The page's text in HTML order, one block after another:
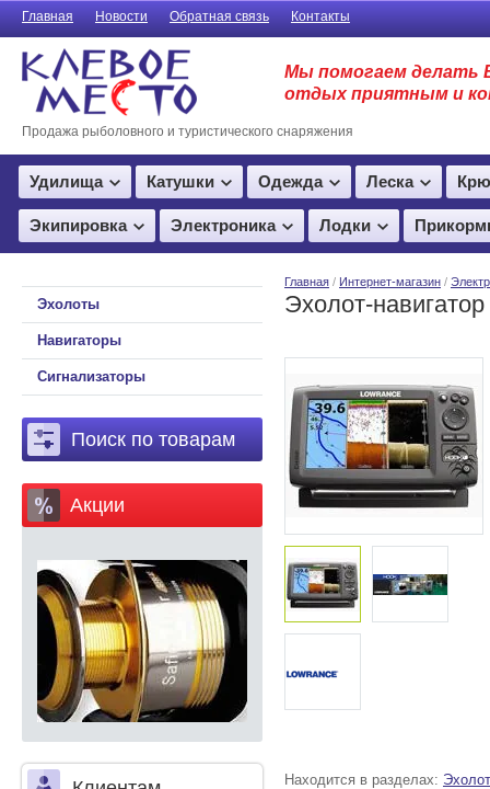
Главная Новости Обратная связь Контакты
Продажа рыболовного и туристического снаряжения
Мы помогаем делать
отдых приятным и
Удилища Катушки Одежда Леска
Экипировка Электроника Лодки
Эхолоты
Навигаторы
Сигнализаторы
Поиск по товарам
Акции
Главная / Интернет-магазин /
Эхолот-
Находится в разделах: